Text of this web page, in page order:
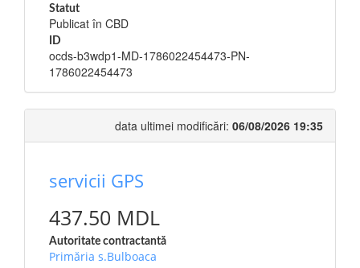
Statut
Publicat în CBD
ID
ocds-b3wdp1-MD-1786022454473-PN-
1786022454473
data ultimei modificări: 06/08/2026 19:35
servicii GPS
437.50 MDL
Autoritate contractantă
Primăria s.Bulboaca